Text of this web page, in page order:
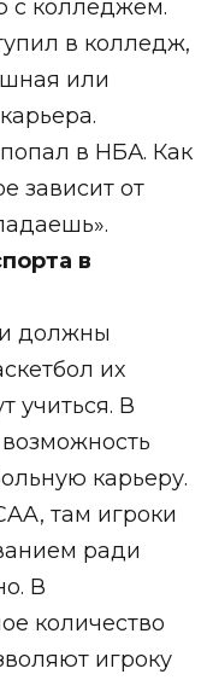
с колледжем.
в колледж,
или
в НБА. Как
зависит от
в
должны
их
учиться. В
карьеру.
там игроки
ради
В
количество
игроку